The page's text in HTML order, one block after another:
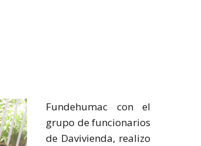
Fundehumac con el
grupo de funcionarios
de Davivienda, realizo